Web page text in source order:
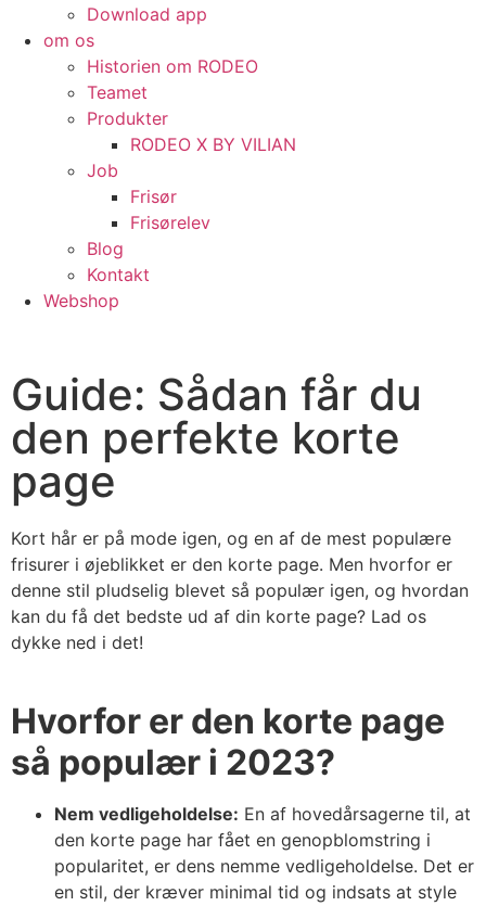
Download app
om os
Historien om RODEO
Teamet
Produkter
RODEO X BY VILIAN
Job
Frisør
Frisørelev
Blog
Kontakt
Webshop
Guide: Sådan får du
den perfekte korte
page
Kort hår er på mode igen, og en af de mest populære
frisurer i øjeblikket er den korte page. Men hvorfor er
denne stil pludselig blevet så populær igen, og hvordan
kan du få det bedste ud af din korte page? Lad os
dykke ned i det!
Hvorfor er den korte page
så populær i 2023?
Nem vedligeholdelse: En af hovedårsagerne til, at
den korte page har fået en genopblomstring i
popularitet, er dens nemme vedligeholdelse. Det er
en stil, der kræver minimal tid og indsats at style